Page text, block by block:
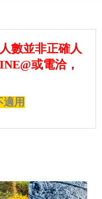
數並非正確人
或電洽，
用